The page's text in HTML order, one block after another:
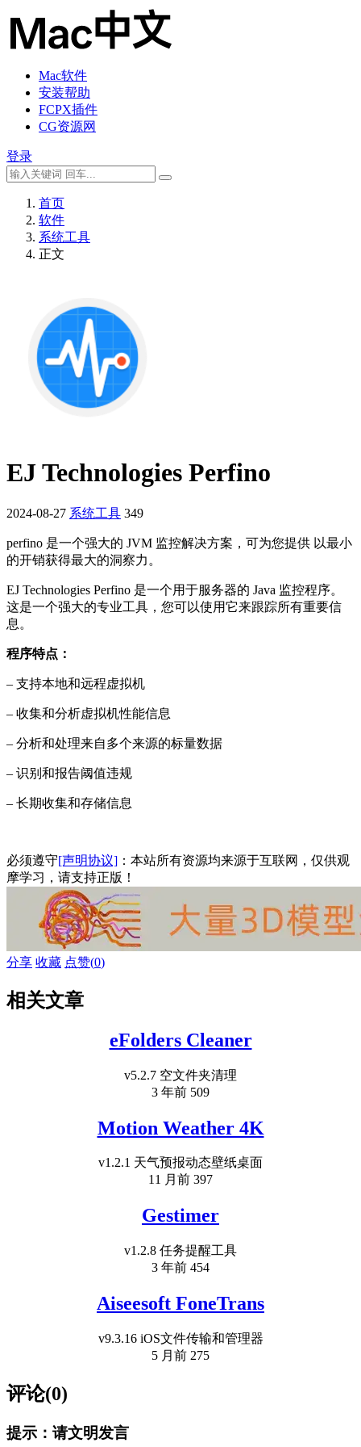
Mac软件
安装帮助
FCPX插件
CG资源网
登录
首页
软件
系统工具
正文
EJ Technologies Perfino
2024-08-27 系统工具 349
perfino 是一个强大的 JVM 监控解决方案，可为您提供 以最小
的开销获得最大的洞察力。
EJ Technologies Perfino 是一个用于服务器的 Java 监控程序。
这是一个强大的专业工具，您可以使用它来跟踪所有重要信
息。
程序特点：
– 支持本地和远程虚拟机
– 收集和分析虚拟机性能信息
– 分析和处理来自多个来源的标量数据
– 识别和报告阈值违规
– 长期收集和存储信息
必须遵守[声明协议] ：本站所有资源均来源于互联网，仅供观
摩学习，请支持正版！
分享 收藏 点赞(0)
相关文章
eFolders Cleaner
v5.2.7 空文件夹清理
3 年前 509
Motion Weather 4K
v1.2.1 天气预报动态壁纸桌面
11 月前 397
Gestimer
v1.2.8 任务提醒工具
3 年前 454
Aiseesoft FoneTrans
v9.3.16 iOS文件传输和管理器
5 月前 275
评论(0)
提示：请文明发言